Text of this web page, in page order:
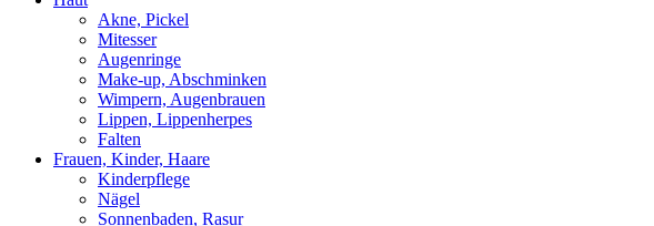
Akne, Pickel
Mitesser
Augenringe
Make-up, Abschminken
Wimpern, Augenbrauen
Lippen, Lippenherpes
Falten
Frauen, Kinder, Haare
Kinderpflege
Nägel
Sonnenbaden, Rasur